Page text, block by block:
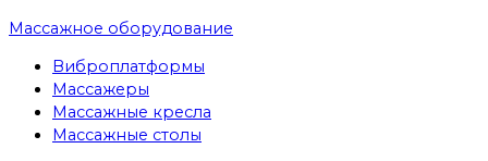
Массажное оборудование
Виброплатформы
Массажеры
Массажные кресла
Массажные столы